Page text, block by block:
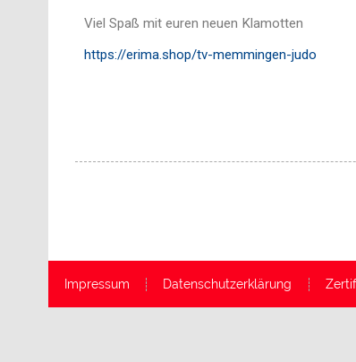
Viel Spaß mit euren neuen Klamotten
https://erima.shop/tv-memmingen-judo
Impressum Datenschutzerklärung